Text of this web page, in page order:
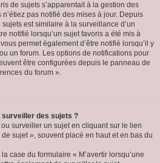
de sujets s’apparentait à la gestion des
pas notifié des mises à jour. Depuis
est similaire à la surveillance d’un
notifié lorsqu’un sujet favoris a été mis à
permet également d’être notifié lorsqu’il y
un forum. Les options de notifications pour
être configurées depuis le panneau de
du forum ».
des sujets ?
surveiller un sujet en cliquant sur le lien
sujet », souvent placé en haut et en bas du
case du formulaire « M’avertir lorsqu’une